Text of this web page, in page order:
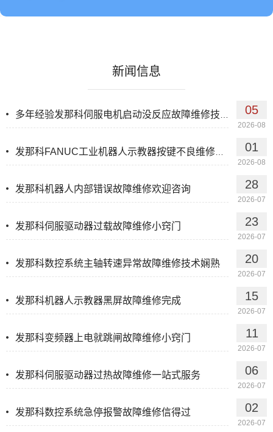
新闻信息
05
2026-08
多年经验发那科伺服电机启动没反应故障维修技术娴熟
01
2026-08
发那科FANUC工业机器人示教器按键不良维修测试好
28
2026-07
发那科机器人内部错误故障维修欢迎咨询
23
2026-07
发那科伺服驱动器过载故障维修小窍门
20
2026-07
发那科数控系统主轴转速异常故障维修技术娴熟
15
2026-07
发那科机器人示教器黑屏故障维修完成
11
2026-07
发那科变频器上电就跳闸故障维修小窍门
06
2026-07
发那科伺服驱动器过热故障维修一站式服务
02
2026-07
发那科数控系统急停报警故障维修信得过